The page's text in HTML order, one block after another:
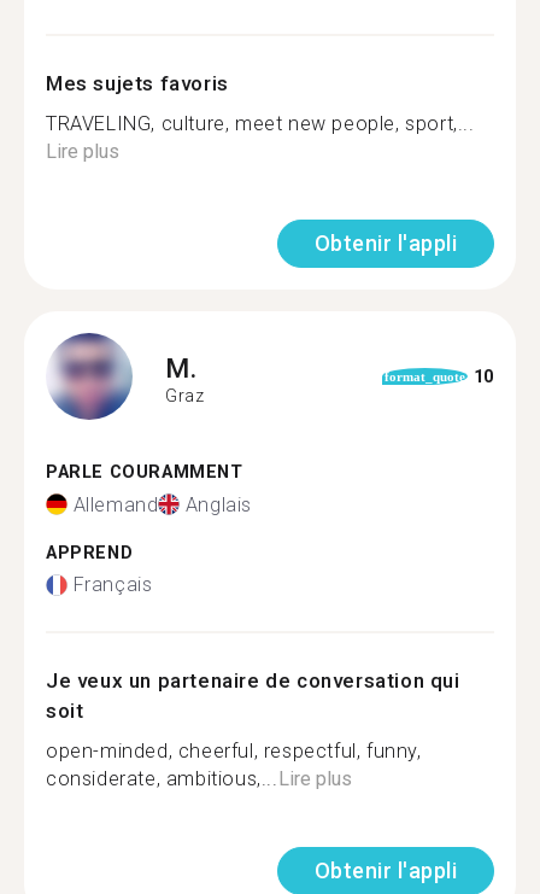
Mes sujets favoris
TRAVELING, culture, meet new people, sport,...
Lire plus
Obtenir l'appli
M.
Graz
format_quote 10
PARLE COURAMMENT
Allemand Anglais
APPREND
Français
Je veux un partenaire de conversation qui
soit
open-minded, cheerful, respectful, funny,
considerate, ambitious,...Lire plus
Obtenir l'appli